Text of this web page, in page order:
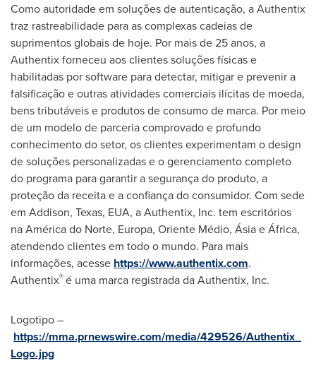
Comoautoridade em soluções de autenticação, a Authentix
traz rastreabilidade para as complexas cadeias de
suprimentos globais de hoje. Por mais de 25 anos, a
Authentix forneceu aos clientes soluções físicas e
habilitadas por software para detectar, mitigar e prevenir a
falsificação e outras atividades comerciais ilícitas de moeda,
bens tributáveis e produtos de consumo de marca. Por meio
de um modelo de parceria comprovado e profundo
conhecimento do setor, os clientes experimentam o design
de soluções personalizadas e o gerenciamento completo
do programa para garantir a segurança do produto, a
proteção da receita e a confiança do consumidor. Com sede
em Addison, Texas, EUA, a Authentix, Inc. tem escritórios
na América do Norte, Europa, Oriente Médio, Ásia e África,
atendendo clientes em todo o mundo. Para mais
informações, acesse https://www.authentix.com.
Authentix®é uma marca registrada da Authentix, Inc.
Logotipo –
https://mma.prnewswire.com/media/429526/Authentix_
Logo.jpg